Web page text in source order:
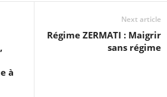
à
Next article
Régime ZERMATI : Maigrir
sans régime